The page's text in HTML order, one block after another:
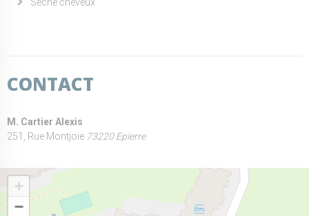
CONTACT
M. Cartier Alexis
251, Rue Montjoie 73220 Epierre
+
−